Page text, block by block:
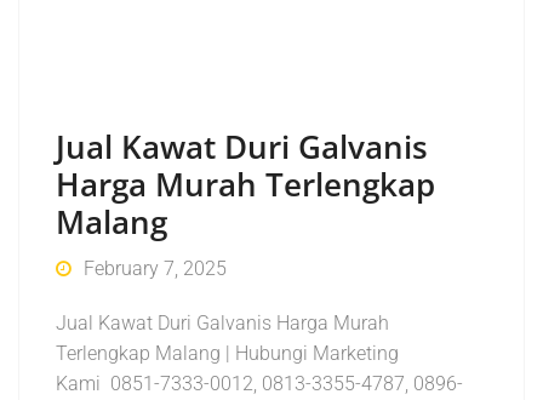
Jual Kawat Duri Galvanis
Harga Murah Terlengkap
Malang
February 7, 2025
Jual Kawat Duri Galvanis Harga Murah
Terlengkap Malang | Hubungi Marketing
Kami 0851-7333-0012, 0813-3355-4787, 0896-